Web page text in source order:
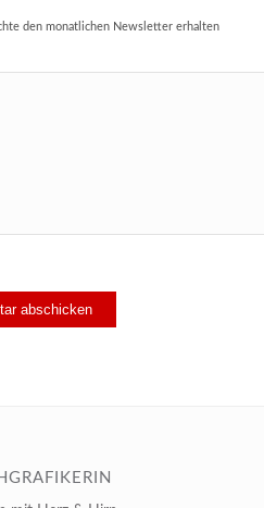
den monatlichen Newsletter erhalten